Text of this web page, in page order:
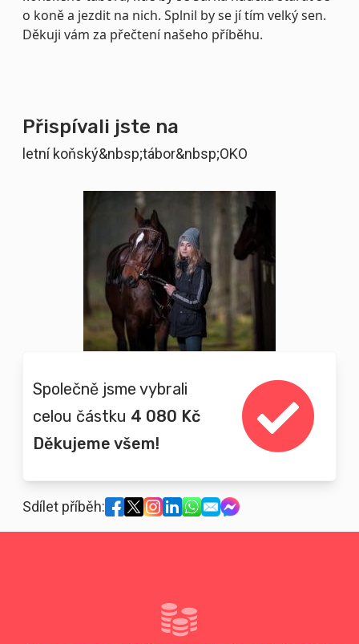
Přispívali jste na
letní koňský&nbsp;tábor&nbsp;OKO
Společně jsme vybrali
celou částku 4 080 Kč
Děkujeme všem!
Sdílet příběh:
o koně a jezdit na nich. Splnil by se jí tím velký sen.
Děkuji vám za přečtení našeho příběhu.